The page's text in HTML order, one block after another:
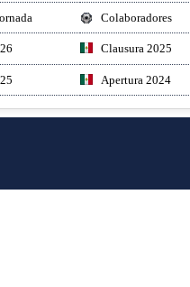
Colaboradores
Clausura 2025
Apertura 2024